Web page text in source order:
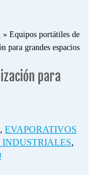
» Equipos portátiles de
para grandes espacios
para
, EVAPORATIVOS
INDUSTRIALES,